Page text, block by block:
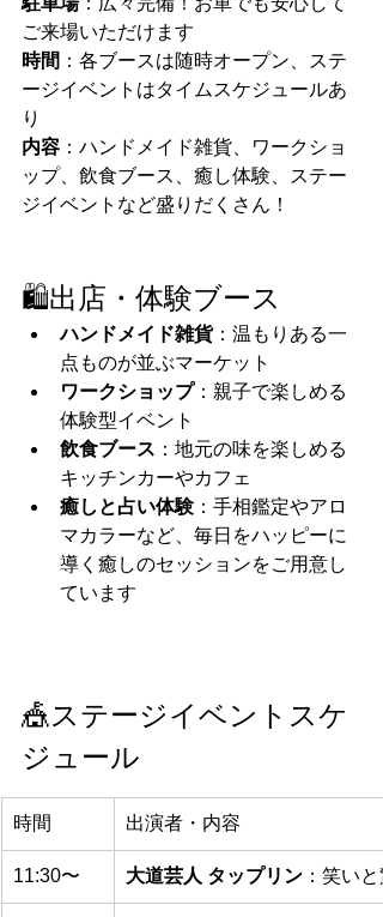
ご来場いただけます
時間 ：各ブースは随時オープン、ステ
ージイベントはタイムスケジュールあ
り
内容 ：ハンドメイド雑貨、ワークショ
ップ、飲食ブース、癒し体験、ステー
ジイベントなど盛りだくさん！
🛍️出店・体験ブース
ハンドメイド雑貨：温もりある一
点ものが並ぶマーケット
ワークショップ：親子で楽しめる
体験型イベント
飲食ブース ：地元の味を楽しめる
キッチンカーやカフェ
癒しと占い体験：手相鑑定やアロ
マカラーなど、毎日をハッピーに
導く癒しのセッションをご用意し
ています
🎪ステージイベントスケ
ジュール
時間 出演者・内容
11:30〜 大道芸人 タップリン ：笑い